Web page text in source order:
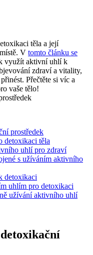
těla a její
V tomto článku se
využít aktivní uhlí k
zdraví a vitality,
Přečtěte si víc a
vaše tělo!
prostředek
detoxikaci těla
uhlí pro zdraví
s užíváním aktivního
detoxikaci
uhlím pro detoxikaci
užívání aktivního uhlí